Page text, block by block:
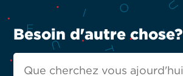
Besoin d'autre chose?